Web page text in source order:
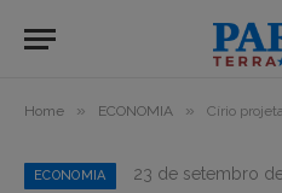
Home » ECONOMIA » Círio projeta mais
ECONOMIA 23 de setembro